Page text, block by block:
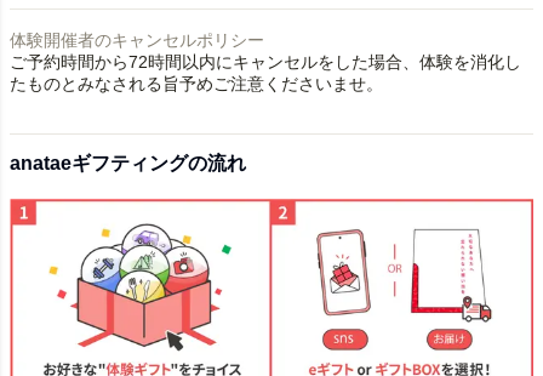
体験開催者のキャンセルポリシー
ご予約時間から72時間以内にキャンセルをした場合、体験を消化し
たものとみなされる旨予めご注意くださいませ。
anataeギフティングの流れ